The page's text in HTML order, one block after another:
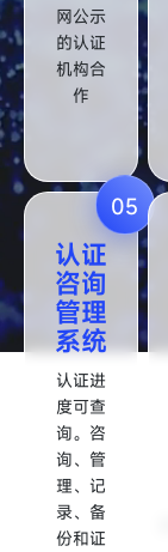
网公示
的认证
机构合
作
05
认证
咨询
管理
系统
认证进
度可查
询。咨
询、管
理、记
录、备
份和证